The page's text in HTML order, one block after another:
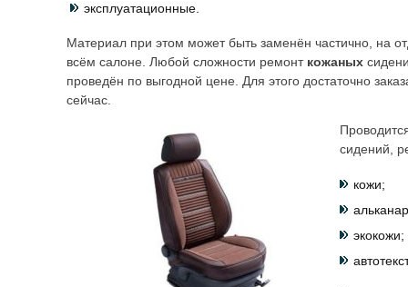
эксплуатационные.
Материал при этом может быть заменён частично, на
всём салоне. Любой сложности ремонт кожаных
проведён по выгодной цене. Для этого достаточно
сейчас.
сидений,
кожи;
экокожи;